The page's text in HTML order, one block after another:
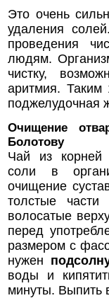
Это очень
удаления
проведения
людям.
чистку,
аритмия. Таким
поджелудочная
Очищение
Болотову
Чай из корней
соли в
очищение
толстые
волосатые
перед
размером с
нужен
воды и
минуты. Выпить